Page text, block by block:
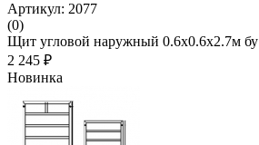
Артикул: 2077
(0)
Щит угловой наружный 0.6x0.6x2.7м бу
2 245 ₽
Новинка